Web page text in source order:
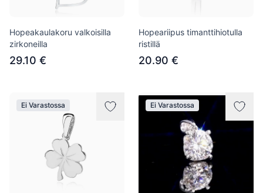
Hopeakaulakoru valkoisilla
zirkoneilla
29.10 €
Hopeariipus timanttihiotulla
ristillä
20.90 €
Ei Varastossa Ei Varastossa